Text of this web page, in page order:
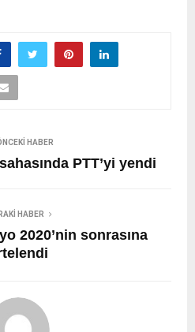
HABER
PTT’yi yendi
HABER
2020’nin sonrasına